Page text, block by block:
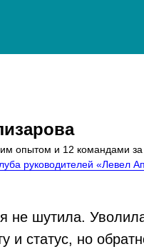
опытом и 12 командами за
руководителей «Левел
не шутила.
и статус, но